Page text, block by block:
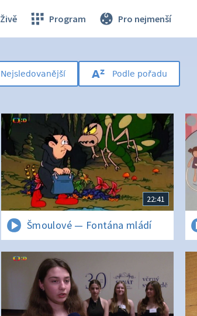
Živě Program Pro nejmenší
Nejsledovanější Podle pořadu
22:41
Šmoulové — Fontána mládí